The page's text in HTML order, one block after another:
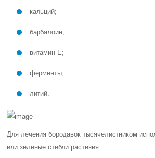
кальций;
барбалоин;
витамин Е;
ферменты;
литий.
Для лечения бородавок тысячелистником
или зеленые стебли растения.